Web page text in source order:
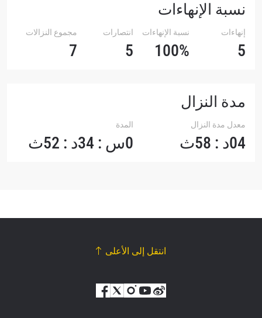
نسبة الإنهاءات
إنهاءات
5
نسبة الإنهاءات
100%
انتصارات
5
مجموع النزالات
7
مدة النزال
معدل مدة النزال
04د : 58ث
المدة
0س : 34د : 52ث
انتقل إلى الأعلى